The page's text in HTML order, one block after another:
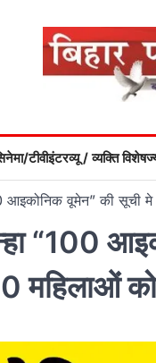
टीवीइंटरव्यू / व्यक्ति विशेष
आइकोनिक वूमेन” की सूची
“100
महिलाओं